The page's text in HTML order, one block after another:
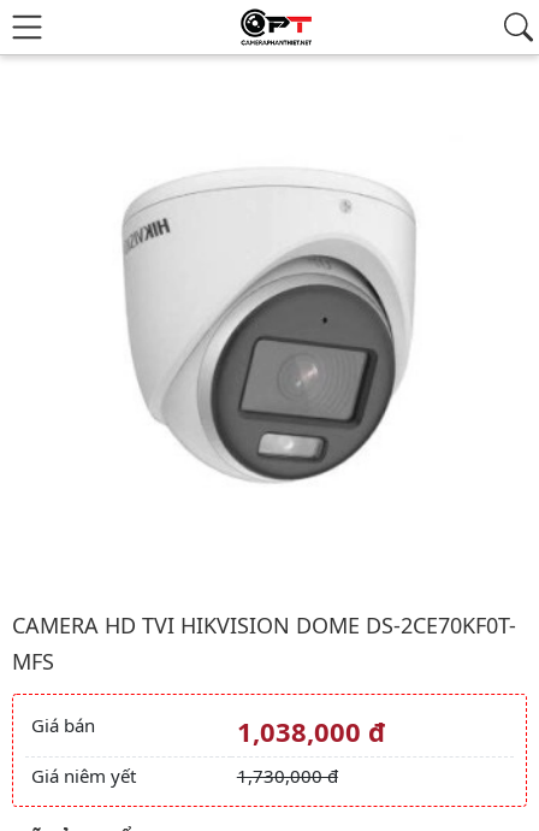
CAMERA HD TVI HIKVISION DOME DS-2CE70KF0T-
MFS
Giá và khuyến mãi
Giá bán 1,038,000 đ
Giá niêm yết 1,730,000 đ